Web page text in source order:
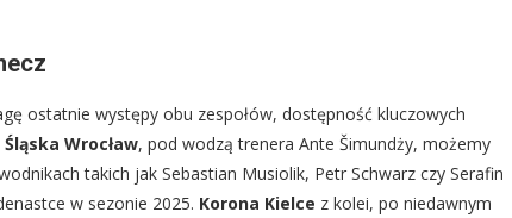
ostatnie występy obu zespołów, dostępność kluczowych
Śląska Wrocław, pod wodzą trenera Ante Šimundży, możemy
takich jak Sebastian Musiolik, Petr Schwarz czy Serafin
w sezonie 2025. Korona Kielce z kolei, po niedawnym